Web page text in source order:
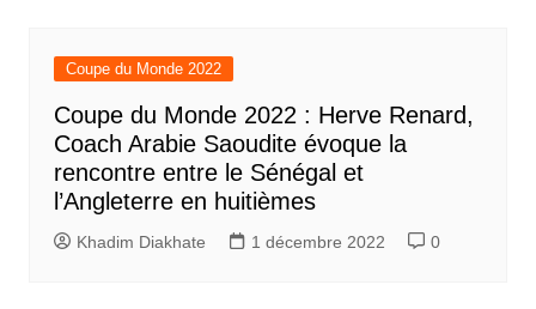
Coupe du Monde 2022
Coupe du Monde 2022 : Herve Renard,
Coach Arabie Saoudite évoque la
rencontre entre le Sénégal et
l’Angleterre en huitièmes
Khadim Diakhate 1 décembre 2022 0